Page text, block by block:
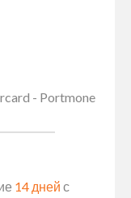
- Portmone
14 дней с